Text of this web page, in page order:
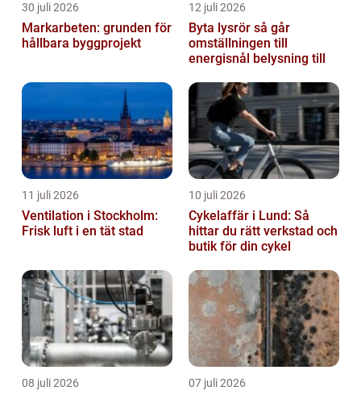
30 juli 2026
Markarbeten: grunden för
hållbara byggprojekt
12 juli 2026
Byta lysrör så går
omställningen till
energisnål belysning till
11 juli 2026
Ventilation i Stockholm:
Frisk luft i en tät stad
10 juli 2026
Cykelaffär i Lund: Så
hittar du rätt verkstad och
butik för din cykel
08 juli 2026 07 juli 2026